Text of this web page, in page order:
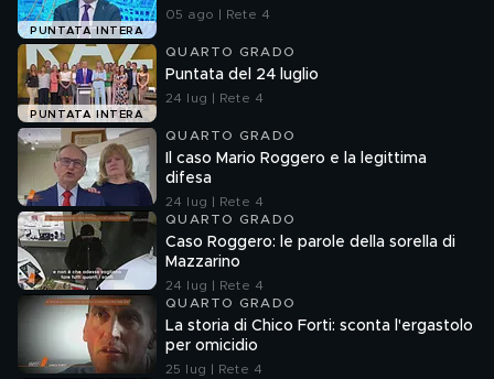
PUNTATA INTERA
05 ago | Rete 4
PUNTATA INTERA
QUARTO GRADO
Puntata del 24 luglio
24 lug | Rete 4
QUARTO GRADO
Il caso Mario Roggero e la legittima
difesa
24 lug | Rete 4
QUARTO GRADO
Caso Roggero: le parole della sorella di
Mazzarino
24 lug | Rete 4
QUARTO GRADO
La storia di Chico Forti: sconta l'ergastolo
per omicidio
25 lug | Rete 4